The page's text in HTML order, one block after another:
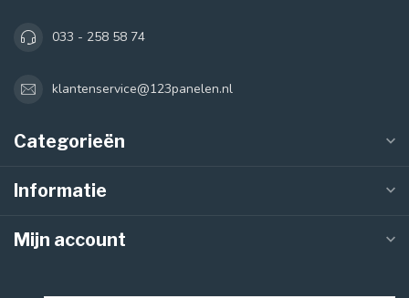
033 - 258 58 74
klantenservice@123panelen.nl
Categorieën
Informatie
Mijn account